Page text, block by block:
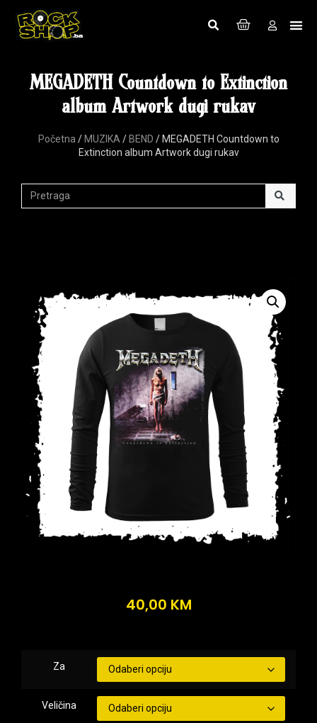
MEGADETH Countdown to Extinction
album Artwork dugi rukav
Početna / MUZIKA / BEND / MEGADETH Countdown to
Extinction album Artwork dugi rukav
40,00 KM
Za
Veličina